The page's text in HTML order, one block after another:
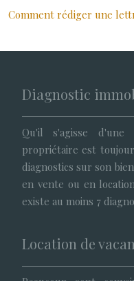
Comment rédiger une
Diagnostic
Qu'il s'agisse
propriétaire est
diagnostics sur son
en vente ou en
existe au moins 7
Location de